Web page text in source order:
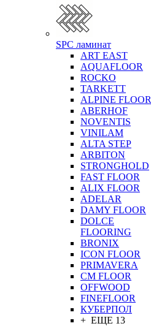
SPC ламинат
ART EAST
AQUAFLOOR
ROCKO
TARKETT
ALPINE FLOOR
ABERHOF
NOVENTIS
VINILAM
ALTA STEP
ARBITON
STRONGHOLD
FAST FLOOR
ALIX FLOOR
ADELAR
DAMY FLOOR
DOLCE
FLOORING
BRONIX
ICON FLOOR
PRIMAVERA
CM FLOOR
OFFWOOD
FINEFLOOR
КУБЕРПОЛ
+ ЕЩЕ 13